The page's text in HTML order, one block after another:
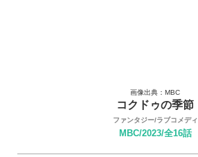
画像出典：MBC
コクドゥの季節
ファンタジー/ラブコメディ
MBC/2023/全16話